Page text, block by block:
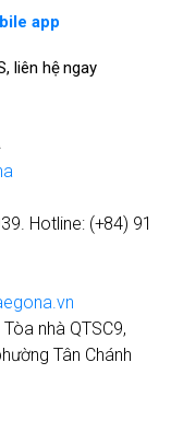
app
liên hệ ngay
Hotline: (+84) 91
nhà QTSC9,
Tân Chánh